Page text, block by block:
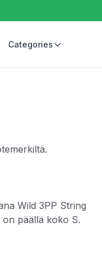
Categories
Wild 3PP String
päällä koko S.